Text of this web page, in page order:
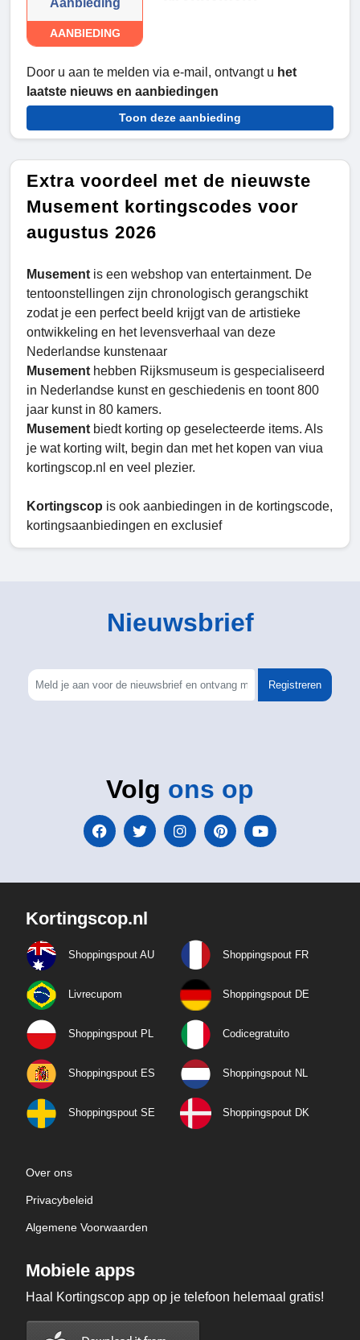
Aanbieding
AANBIEDING
Door u aan te melden via e-mail, ontvangt u het
laatste nieuws en aanbiedingen
Toon deze aanbieding
Extra voordeel met de nieuwste
Musement kortingscodes voor
augustus 2026
Musement is een webshop van entertainment. De
tentoonstellingen zijn chronologisch gerangschikt
zodat je een perfect beeld krijgt van de artistieke
ontwikkeling en het levensverhaal van deze
Nederlandse kunstenaar
Musement hebben Rijksmuseum is gespecialiseerd
in Nederlandse kunst en geschiedenis en toont 800
jaar kunst in 80 kamers.
Musement biedt korting op geselecteerde items. Als
je wat korting wilt, begin dan met het kopen van viua
kortingscop.nl en veel plezier.
Kortingscop is ook aanbiedingen in de kortingscode,
kortingsaanbiedingen en exclusief
Nieuwsbrief
Registreren
Volg ons op
Kortingscop.nl
Shoppingspout AU Shoppingspout FR
Livrecupom Shoppingspout DE
Shoppingspout PL Codicegratuito
Shoppingspout ES Shoppingspout NL
Shoppingspout SE Shoppingspout DK
Over ons
Privacybeleid
Algemene Voorwaarden
Mobiele apps
Haal Kortingscop app op je telefoon helemaal gratis!